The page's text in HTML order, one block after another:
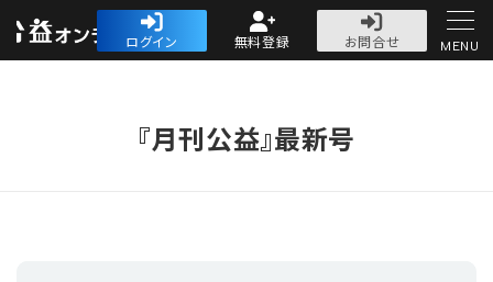
公益・一般法人オ
ログイン 無料登録
お問合せ
MENU
『月刊公益』最新号